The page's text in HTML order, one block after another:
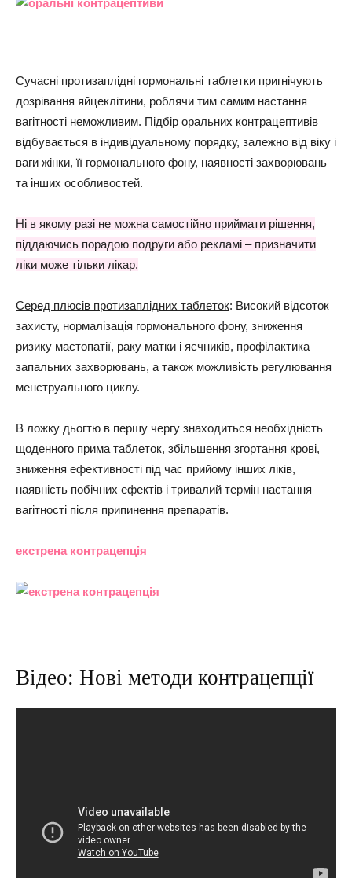
Сучасні протизаплідні гормональні таблетки пригнічують
дозрівання яйцеклітини, роблячи тим самим настання
вагітності неможливим. Підбір оральних контрацептивів
відбувається в індивідуальному порядку, залежно від віку і
ваги жінки, її гормонального фону, наявності захворювань
та інших особливостей.
Ні в якому разі не можна самостійно приймати рішення,
піддаючись порадою подруги або рекламі – призначити
ліки може тільки лікар.
Серед плюсів протизаплідних таблеток: Високий відсоток
захисту, нормалізація гормонального фону, зниження
ризику мастопатії, раку матки і яєчників, профілактика
запальних захворювань, а також можливість регулювання
менструального циклу.
В ложку дьогтю в першу чергу знаходиться необхідність
щоденного прима таблеток, збільшення згортання крові,
зниження ефективності під час прийому інших ліків,
наявність побічних ефектів і тривалий термін настання
вагітності після припинення препаратів.
екстрена контрацепція
Відео: Нові методи контрацепції